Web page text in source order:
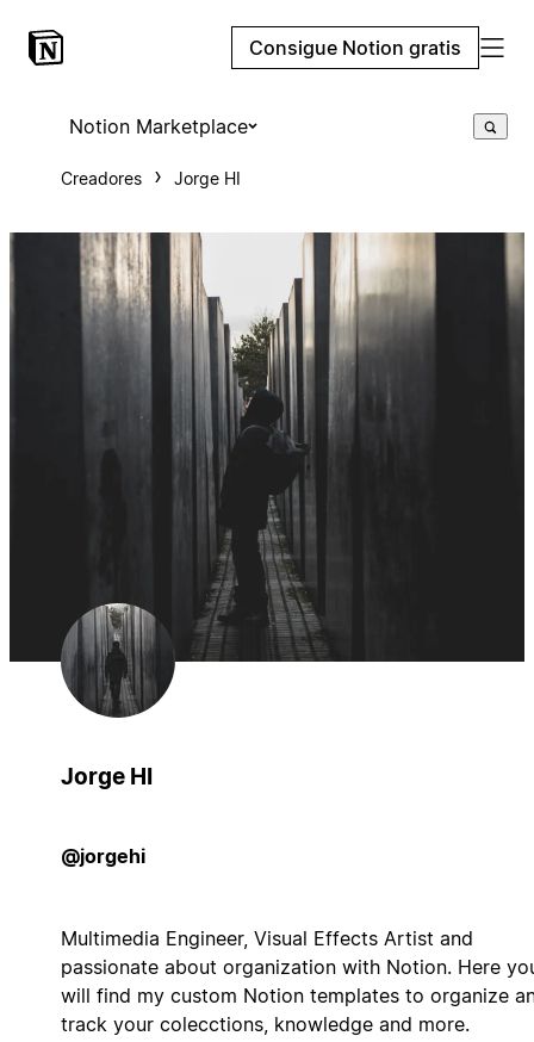
Consigue Notion gratis
Notion Marketplace
Creadores Jorge HI
Jorge HI
@jorgehi
Multimedia Engineer, Visual Effects Artist and
passionate about organization with Notion. Here
will find my custom Notion templates to organize
track your colecctions, knowledge and more.